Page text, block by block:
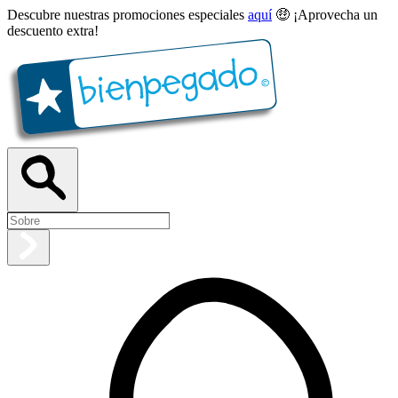
Descubre nuestras promociones especiales aquí🤑 ¡Aprovecha un
descuento extra!